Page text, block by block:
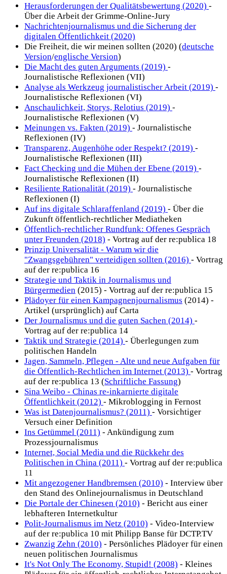
Herausforderungen der Qualitätsbewertung (2020) -
Über die Arbeit der Grimme-Online-Jury
Nachrichtenjournalismus und die Sicherung der
digitalen Öffentlichkeit (2020)
Die Freiheit, die wir meinen sollten (2020) (deutsche
Version/englische Version)
Die Macht des guten Arguments (2019) -
Journalistische Reflexionen (VII)
Analyse als Werkzeug journalistischer Arbeit (2019) -
Journalistische Reflexionen (VI)
Anschaulichkeit, Storys, Relotius (2019) -
Journalistische Reflexionen (V)
Meinungen vs. Fakten (2019) - Journalistische
Reflexionen (IV)
Transparenz, Augenhöhe oder Respekt? (2019) -
Journalistische Reflexionen (III)
Fact Checking und die Mühen der Ebene (2019) -
Journalistische Reflexionen (II)
Resiliente Rationalität (2019) - Journalistische
Reflexionen (I)
Auf ins digitale Schlaraffenland (2019) - Über die
Zukunft öffentlich-rechtlicher Mediatheken
Öffentlich-rechtlicher Rundfunk: Offenes Gespräch
unter Freunden (2018) - Vortrag auf der re:publica 18
Prinzip Universalität - Warum wir die
"Zwangsgebühren" verteidigen sollten (2016) - Vortrag
auf der re:publica 16
Strategie und Taktik in Journalismus und
Bürgermedien (2015) - Vortrag auf der re:publica 15
Plädoyer für einen Kampagnenjournalismus (2014) -
Artikel (ursprünglich) auf Carta
Der Journalismus und die guten Sachen (2014) -
Vortrag auf der re:publica 14
Taktik und Strategie (2014) - Überlegungen zum
politischen Handeln
Jagen, Sammeln, Pflegen - Alte und neue Aufgaben für
die Öffentlich-Rechtlichen im Internet (2013) - Vortrag
auf der re:publica 13 (Schriftliche Fassung)
Sina Weibo - Chinas re-inkarnierte digitale
Öffentlichkeit (2012) - Mikroblogging in Fernost
Was ist Datenjournalismus? (2011) - Vorsichtiger
Versuch einer Definition
Ins Getümmel (2011) - Ankündigung zum
Prozessjournalismus
Internet, Social Media und die Rückkehr des
Politischen in China (2011) - Vortrag auf der re:publica
11
Mit angezogener Handbremsen (2010) - Interview über
den Stand des Onlinejournalismus in Deutschland
Die Portale der Chinesen (2010) - Bericht aus einer
lebhafteren Internetkultur
Polit-Journalismus im Netz (2010) - Video-Interview
auf der re:publica 10 mit Philipp Banse für DCTP.TV
Zwanzig Zehn (2010) - Persönliches Plädoyer für einen
neuen politischen Journalismus
It's Not Only The Economy, Stupid! (2008) - Kleines